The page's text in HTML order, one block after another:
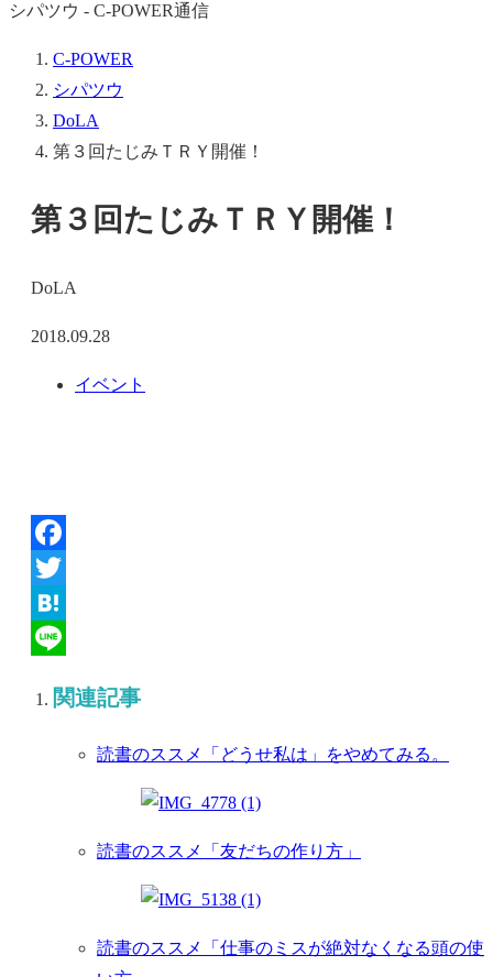
シパツウ - C-POWER通信
C-POWER
シパツウ
DoLA
第３回たじみＴＲＹ開催！
第３回たじみＴＲＹ開催！
DoLA
2018.09.28
イベント
Facebook
Twitter
Hatena
関連記事
読書のススメ「どうせ私は」をやめてみる。
読書のススメ「友だちの作り方」
読書のススメ「仕事のミスが絶対なくなる頭の使